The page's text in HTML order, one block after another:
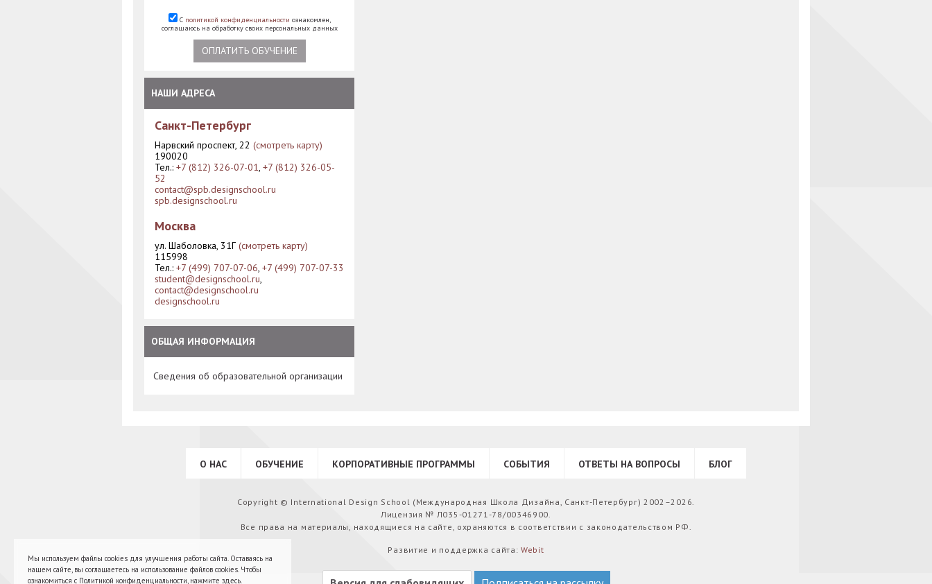
С политикой конфиденциальности ознакомлен,
соглашаюсь на обработку своих персональных данных
ОПЛАТИТЬ ОБУЧЕНИЕ
НАШИ АДРЕСА
Санкт-Петербург
Нарвский проспект, 22 (смотреть карту)
190020
Тел.: +7 (812) 326-07-01, +7 (812) 326-05-
52
contact@spb.designschool.ru
spb.designschool.ru
Москва
ул. Шаболовка, 31Г (смотреть карту)
115998
Тел.: +7 (499) 707-07-06, +7 (499) 707-07-33
student@designschool.ru,
contact@designschool.ru
designschool.ru
ОБЩАЯ ИНФОРМАЦИЯ
Сведения об образовательной организации
О НАС ОБУЧЕНИЕ КОРПОРАТИВНЫЕ ПРОГРАММЫ СОБЫТИЯ ОТВЕТЫ НА ВОПРОСЫ БЛОГ
Copyright © International Design School (Международная Школа Дизайна, Санкт-Петербург) 2002–2026.
Лицензия № Л035-01271-78/00346900.
Все права на материалы, находящиеся на сайте, охраняются в соответствии с законодательством РФ.
Развитие и поддержка сайта:Webit
Мы используем файлы cookies для улучшения работы сайта. Оставаясь на
нашем сайте, вы соглашаетесь на использование файлов cookies. Чтобы
ознакомиться с Политикой конфиденциальности, нажмите здесь.